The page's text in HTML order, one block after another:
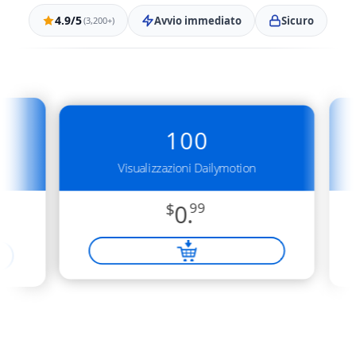
4.9/5(3,200+) Avvio immediato Sicuro
100
Visualizzazioni Dailymotion
$0.99